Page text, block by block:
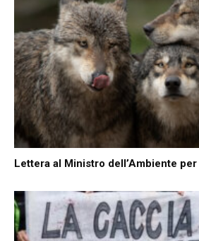
Lettera al Ministro dell’Ambiente